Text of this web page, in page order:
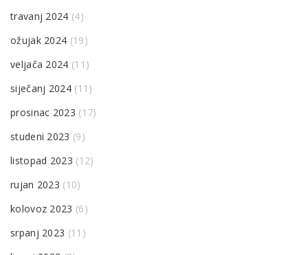
travanj 2024 (4)
ožujak 2024 (19)
veljača 2024 (11)
siječanj 2024(11)
prosinac 2023 (17)
studeni 2023 (9)
listopad 2023 (12)
rujan 2023 (10)
kolovoz 2023 (6)
srpanj 2023 (11)